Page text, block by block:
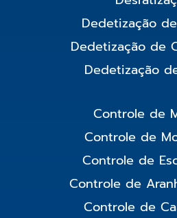
Dedetização
Dedetização de
Dedetização
Controle de
Controle de
Controle de
Controle de
Controle de